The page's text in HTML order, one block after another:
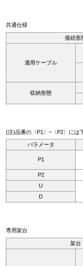
共通仕様
接続形
適用ケーブル
収納形態
(注)品番の〈P1〉~〈P2〉には
パラメータ
P1
P2
U
D
専用架台
架台